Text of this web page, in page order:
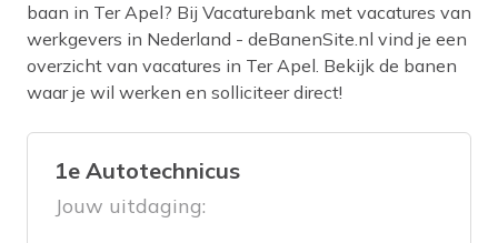
baan in Ter Apel? Bij Vacaturebank met vacatures van
werkgevers in Nederland - deBanenSite.nl vind je een
overzicht van vacatures in Ter Apel. Bekijk de banen
waar je wil werken en solliciteer direct!
1e Autotechnicus
Jouw uitdaging: